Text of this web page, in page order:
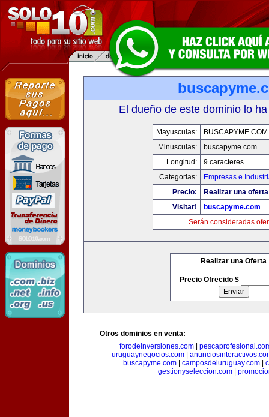
El dueño de este dominio lo
Mayusculas:
BUSCAPYME.COM
Minusculas:
buscapyme.com
Longitud:
9 caracteres
Categorias:
Empresas e
Precio:
Realizar una
Visitar!
buscapyme.com
Serán consideradas
Realizar una Oferta
Precio Ofrecido $
Otros dominios en venta:
forodeinversiones.com
uruguaynegocios.com|
buscapyme.com
camposdeluruguay.com
gestionyseleccion.com|